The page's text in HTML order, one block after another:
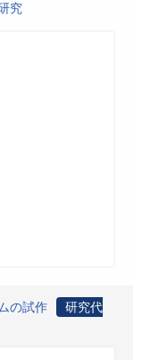
究
の試作
研究代